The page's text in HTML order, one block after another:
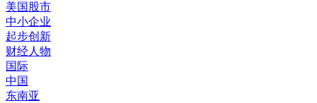
美国股市
中小企业
起步创新
财经人物
国际
中国
东南亚